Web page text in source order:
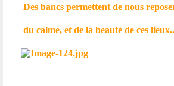
Des bancs permettent de nous
du calme, et de la beauté de ces lieux..